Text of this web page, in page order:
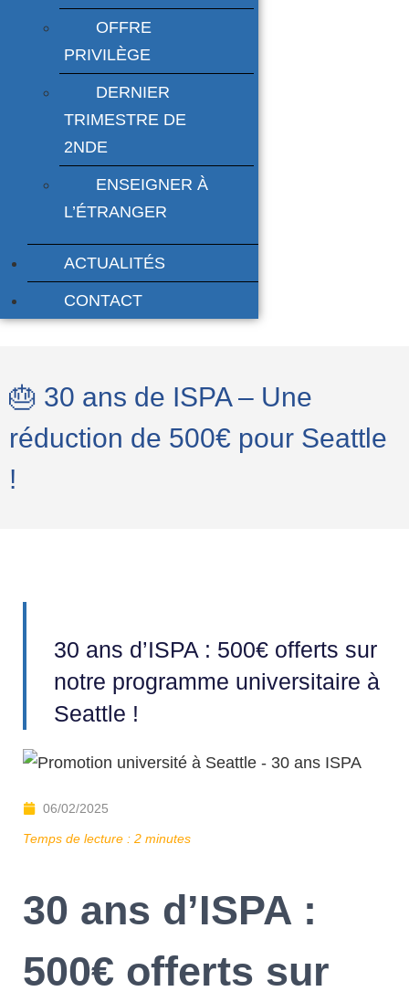
OFFRE
PRIVILÈGE
DERNIER
TRIMESTRE DE
2NDE
ENSEIGNER À
L’ÉTRANGER
ACTUALITÉS
CONTACT
🎂 30 ans de ISPA – Une
réduction de 500€ pour Seattle
!
30 ans d’ISPA : 500€ offerts sur
notre programme universitaire à
Seattle !
06/02/2025
Temps de lecture : 2 minutes
30 ans d’ISPA :
500€ offerts sur